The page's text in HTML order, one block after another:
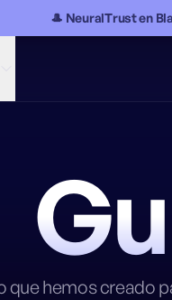
🎩 NeuralTrust en
que hemos creado